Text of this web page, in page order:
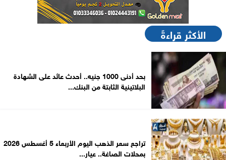
الأكثر قراءةً
بحد أدنى 1000 جنيه.. أحدث عائد على الشهادة
البلاتينية الثابتة من البنك...
تراجع سعر الذهب اليوم الأربعاء 5 أغسطس 2026
بمحلات الصاغة.. عيار...